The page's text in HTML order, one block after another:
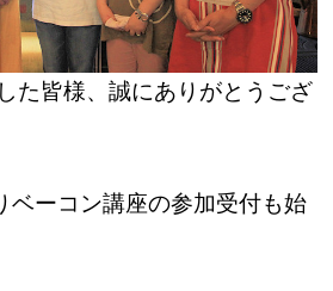
た皆様、誠にありがとうござ
ベーコン講座の参加受付も始